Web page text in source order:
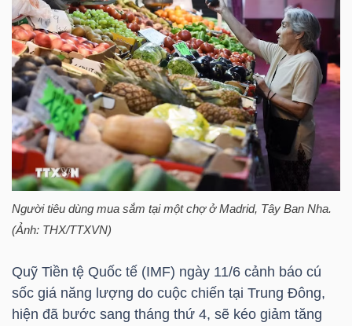
Người tiêu dùng mua sắm tại một chợ ở Madrid, Tây Ban Nha.
(Ảnh: THX/TTXVN)
Quỹ Tiền tệ Quốc tế (IMF) ngày 11/6 cảnh báo cú
sốc giá năng lượng do cuộc chiến tại Trung Đông,
hiện đã bước sang tháng thứ 4, sẽ kéo giảm tăng
TÀI
CHÍNH
HÀNG
HÓA
TẾ